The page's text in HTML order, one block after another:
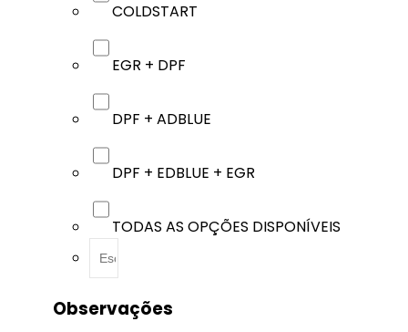
COLDSTART
EGR + DPF
DPF + ADBLUE
DPF + EDBLUE + EGR
TODAS AS OPÇÕES DISPONÍVEIS
Observações